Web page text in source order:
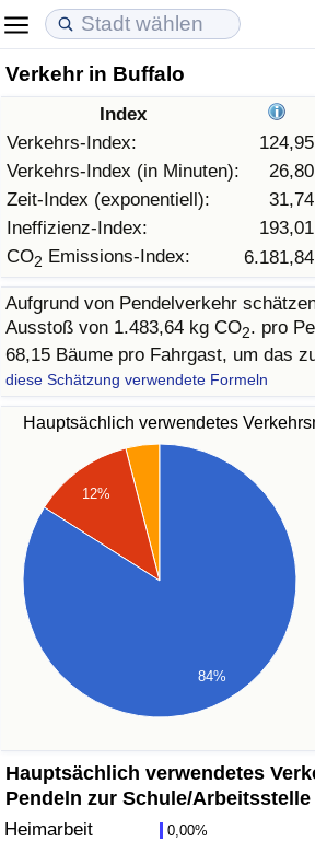
Verkehr in Buffalo
Index
Verkehrs-Index:
124,95
Verkehrs-Index (in Minuten):
26,80
Zeit-Index (exponentiell):
31,74
Ineffizienz-Index:
193,01
CO2 Emissions-Index: 6.181,84
Aufgrund von Pendelverkehr
Ausstoß von 1.483,64 kg CO2. pro
68,15 Bäume pro Fahrgast, um das
diese Schätzung verwendete Formeln
Hauptsächlich verwendetes
12%
84%
Hauptsächlich verwendetes
Pendeln zur Schule/Arbeitsstelle
Heimarbeit 0,00%
Lebenshaltungskosten
Lebenshaltungskosten-Index
Lebenshaltungskosten-Index
Lebenshaltungskosten-Index nach
in Akaba
Immobilienpreise
Immobilienpreis-Index (aktuell)
Immobilienpreis-Index
Immobilienpreis-Index nach Land
Lebensqualität
Lebensqualität-Index
Lebensqualität-Index (aktuell)
Lebensqualitätsindex nach Land
Kriminalität
Kriminalitäts-Index (aktuell)
Kriminalitäts-Index
Kriminalitätsindex nach Land
Gesundheitsversorgung
Gesundheitsversorgungs-Index
Gesundheitsversorgungs-Index
Gesundheitsversorgungs-Index
Umweltverschmutzung
Umweltverschmutzungs-Index